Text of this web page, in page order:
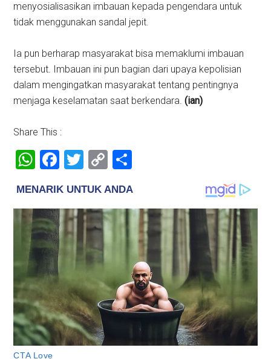
menyosialisasikan imbauan kepada pengendara untuk
tidak menggunakan sandal jepit.
Ia pun berharap masyarakat bisa memaklumi imbauan
tersebut. Imbauan ini pun bagian dari upaya kepolisian
dalam mengingatkan masyarakat tentang pentingnya
menjaga keselamatan saat berkendara.(ian)
Share This :
WhatsApp
Facebook
Twitter
Copy